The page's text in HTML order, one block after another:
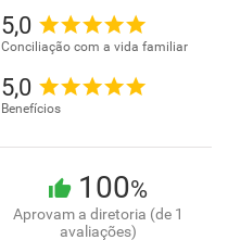
5,0
Conciliação com a vida familiar
5,0
Benefícios
100%
Aprovam a diretoria (de 1
avaliações)